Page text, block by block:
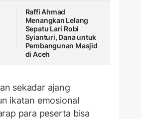
Raffi Ahmad
Menangkan Lelang
Sepatu Lari Robi
Syianturi, Dana untuk
Pembangunan Masjid
di Aceh
sekadar ajang
ikatan emosional
para peserta bisa